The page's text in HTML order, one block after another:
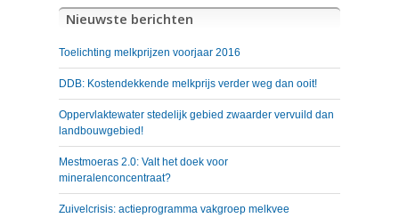
Nieuwste berichten
Toelichting melkprijzen voorjaar 2016
DDB: Kostendekkende melkprijs verder weg dan ooit!
Oppervlaktewater stedelijk gebied zwaarder vervuild dan
landbouwgebied!
Mestmoeras 2.0: Valt het doek voor
mineralenconcentraat?
Zuivelcrisis: actieprogramma vakgroep melkvee